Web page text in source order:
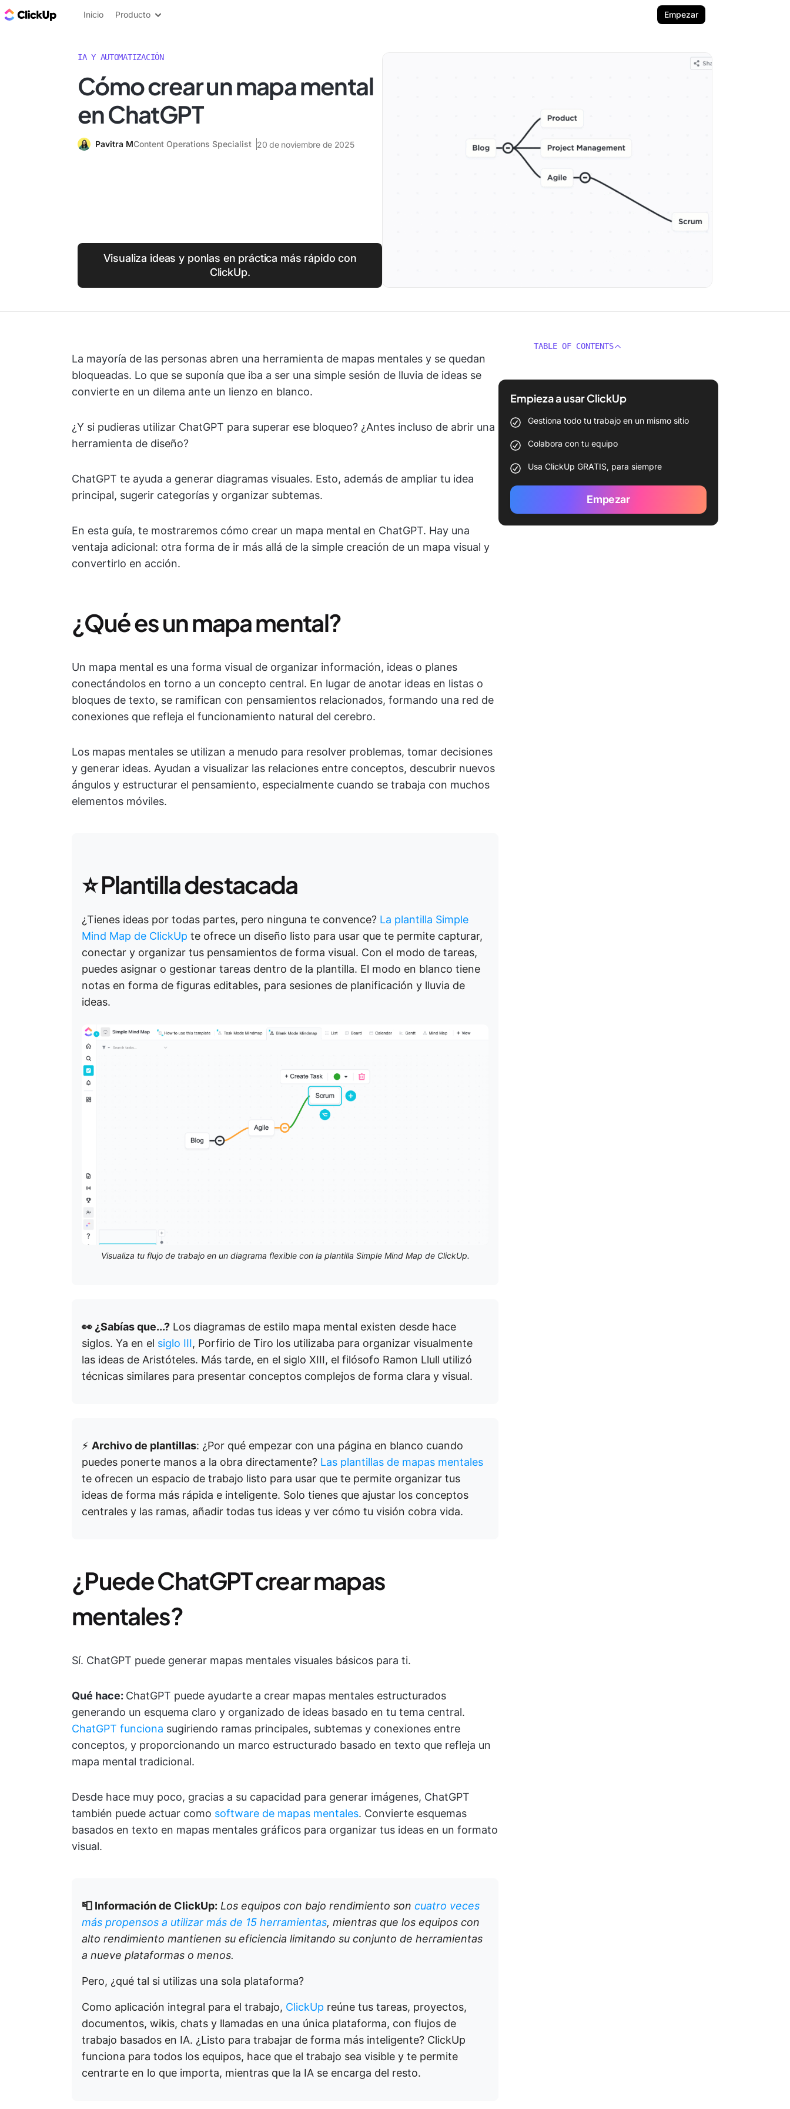
ClickUp Blog
Inicio Producto Empezar
IA Y AUTOMATIZACIÓN
Cómo crear un mapa mental
en ChatGPT
Pavitra MContent Operations Specialist 20 de noviembre de 2025
Visualiza ideas y ponlas en práctica más rápido con
ClickUp.
La mayoría de las personas abren una herramienta de mapas mentales y se quedan
bloqueadas. Lo que se suponía que iba a ser una simple sesión de lluvia de ideas se
convierte en un dilema ante un lienzo en blanco.
¿Y si pudieras utilizar ChatGPT para superar ese bloqueo? ¿Antes incluso de abrir una
herramienta de diseño?
ChatGPT te ayuda a generar diagramas visuales. Esto, además de ampliar tu idea
principal, sugerir categorías y organizar subtemas.
En esta guía, te mostraremos cómo crear un mapa mental en ChatGPT. Hay una
ventaja adicional: otra forma de ir más allá de la simple creación de un mapa visual y
convertirlo en acción.
¿Qué es un mapa mental?
Un mapa mental es una forma visual de organizar información, ideas o planes
conectándolos en torno a un concepto central. En lugar de anotar ideas en listas o
bloques de texto, se ramifican con pensamientos relacionados, formando una red de
conexiones que refleja el funcionamiento natural del cerebro.
Los mapas mentales se utilizan a menudo para resolver problemas, tomar decisiones
y generar ideas. Ayudan a visualizar las relaciones entre conceptos, descubrir nuevos
ángulos y estructurar el pensamiento, especialmente cuando se trabaja con muchos
elementos móviles.
⭐ Plantilla destacada
¿Tienes ideas por todas partes, pero ninguna te convence? La plantilla Simple
Mind Map de ClickUp te ofrece un diseño listo para usar que te permite capturar,
conectar y organizar tus pensamientos de forma visual. Con el modo de tareas,
puedes asignar o gestionar tareas dentro de la plantilla. El modo en blanco tiene
notas en forma de figuras editables, para sesiones de planificación y lluvia de
ideas.
Visualiza tu flujo de trabajo en un diagrama flexible con la plantilla Simple Mind Map de ClickUp.
👀 ¿Sabías que...? Los diagramas de estilo mapa mental existen desde hace
siglos. Ya en el siglo III, Porfirio de Tiro los utilizaba para organizar visualmente
las ideas de Aristóteles. Más tarde, en el siglo XIII, el filósofo Ramon Llull utilizó
técnicas similares para presentar conceptos complejos de forma clara y visual.
⚡ Archivo de plantillas: ¿Por qué empezar con una página en blanco cuando
puedes ponerte manos a la obra directamente? Las plantillas de mapas mentales
te ofrecen un espacio de trabajo listo para usar que te permite organizar tus
ideas de forma más rápida e inteligente. Solo tienes que ajustar los conceptos
centrales y las ramas, añadir todas tus ideas y ver cómo tu visión cobra vida.
¿Puede ChatGPT crear mapas
mentales?
Sí. ChatGPT puede generar mapas mentales visuales básicos para ti.
Qué hace: ChatGPT puede ayudarte a crear mapas mentales estructurados
generando un esquema claro y organizado de ideas basado en tu tema central.
ChatGPT funciona sugiriendo ramas principales, subtemas y conexiones entre
conceptos, y proporcionando un marco estructurado basado en texto que refleja un
mapa mental tradicional.
Desde hace muy poco, gracias a su capacidad para generar imágenes, ChatGPT
también puede actuar como software de mapas mentales. Convierte esquemas
basados en texto en mapas mentales gráficos para organizar tus ideas en un formato
visual.
📮 Información de ClickUp: Los equipos con bajo rendimiento son cuatro veces
más propensos a utilizar más de 15 herramientas, mientras que los equipos con
alto rendimiento mantienen su eficiencia limitando su conjunto de herramientas
a nueve plataformas o menos.
Pero, ¿qué tal si utilizas una sola plataforma?
Como aplicación integral para el trabajo, ClickUp reúne tus tareas, proyectos,
documentos, wikis, chats y llamadas en una única plataforma, con flujos de
trabajo basados en IA. ¿Listo para trabajar de forma más inteligente? ClickUp
funciona para todos los equipos, hace que el trabajo sea visible y te permite
centrarte en lo que importa, mientras que la IA se encarga del resto.
TABLE OF CONTENTS
Empieza a usar ClickUp
Gestiona todo tu trabajo en un mismo sitio
Colabora con tu equipo
Usa ClickUp GRATIS, para siempre
Empezar